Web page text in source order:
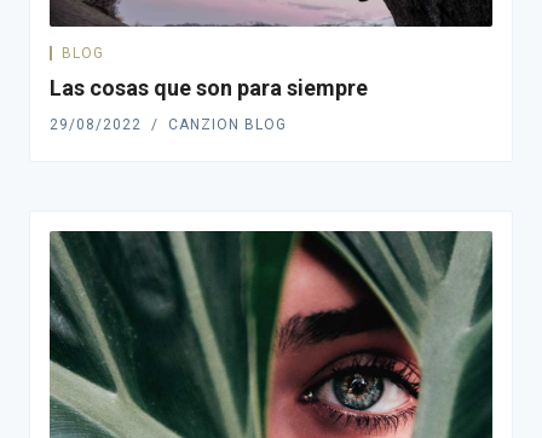
BLOG
Las cosas que son para siempre
29/08/2022 CANZION BLOG